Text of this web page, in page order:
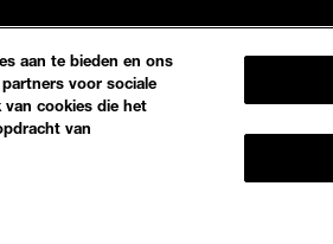
aan te bieden en ons
voor sociale
cookies die het
van